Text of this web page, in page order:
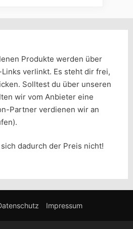
Produkte werden über
verlinkt. Es steht dir frei,
Solltest du über unseren
wir vom Anbieter eine
Partner verdienen wir an
dadurch der Preis nicht!
Impressum